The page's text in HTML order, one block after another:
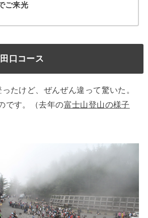
ご来光
口コース
たけど、ぜんぜん違って驚いた。
です。（去年の富士山登山の様子